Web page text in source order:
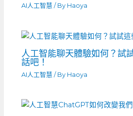
AI人工智慧 / By Haoya
人工智能聊天體驗如何？試
話吧！
AI人工智慧 / By Haoya